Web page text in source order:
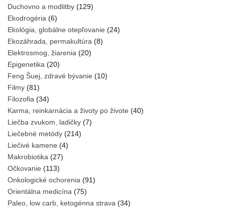
Duchovno a modlitby (129)
Ekodrogéria (6)
Ekológia, globálne otepľovanie (24)
Ekozáhrada, permakultúra (8)
Elektrosmog, žiarenia (20)
Epigenetika (20)
Feng Šuej, zdravé bývanie (10)
Filmy (81)
Filozofia (34)
Karma, reinkarnácia a životy po živote (40)
Liečba zvukom, ladičky (7)
Liečebné metódy (214)
Liečivé kamene (4)
Makrobiotika (27)
Očkovanie (113)
Onkologické ochorenia (91)
Orientálna medicína (75)
Paleo, low carb, ketogénna strava (34)